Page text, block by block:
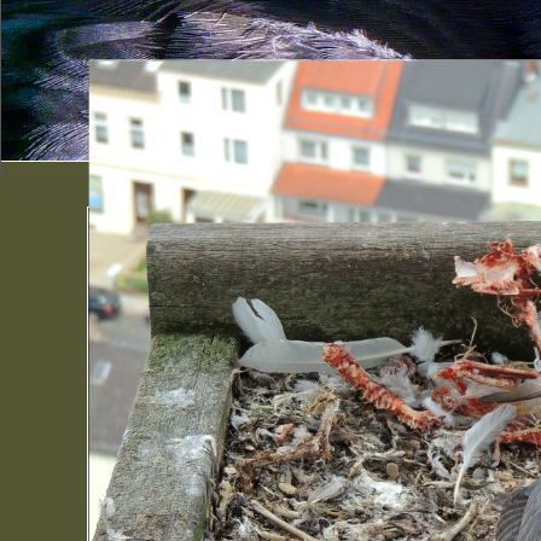
Jungfalke ruht sich
Jungfalke an der Futterquelle mit